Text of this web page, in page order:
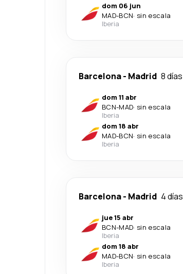
dom 06 jun
MAD-BCN· sin escala
Iberia
Barcelona- Madrid 8 días
dom 11 abr
BCN-MAD· sin escala
Iberia
dom 18 abr
MAD-BCN· sin escala
Iberia
Barcelona- Madrid 4 días
jue 15 abr
BCN-MAD· sin escala
Iberia
dom 18 abr
MAD-BCN· sin escala
Iberia